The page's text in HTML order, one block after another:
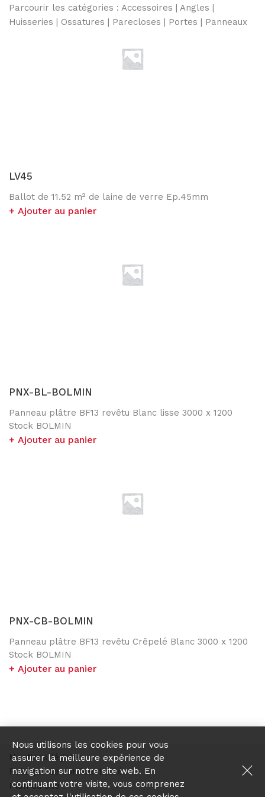
BM80PR
Portes pleines
Portes FLUSH
Portes coulissantes PROSLIDE
Phonebox
CLOISON BI-BLOC
PRODUITS COMPLEMENTAIRES
Parcourir les catégories : Accessoires | Angles |
Huisseries | Ossatures | Parecloses | Portes | Panneaux
LV45
Ballot de 11.52 m² de laine de verre Ep.45mm
Ajouter au panier
PNX-BL-BOLMIN
Panneau plâtre BF13 revêtu Blanc lisse 3000 x 1200
Stock BOLMIN
Ajouter au panier
PNX-CB-BOLMIN
Panneau plâtre BF13 revêtu Crêpelé Blanc 3000 x 1200
Stock BOLMIN
Ajouter au panier
Mentions légales
Politique de confidentialité
Plan du site
Nous utilisons les cookies pour vous
assurer la meilleure expérience de
navigation sur notre site web. En
continuant votre visite, vous comprenez